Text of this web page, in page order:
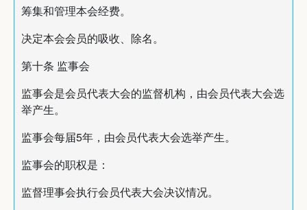
筹集和管理本会经费。
决定本会会员的吸收、除名。
第十条 监事会
监事会是会员代表大会的监督机构，由会员代表大会选
举产生。
监事会每届5年，由会员代表大会选举产生。
监事会的职权是：
监督理事会执行会员代表大会决议情况。